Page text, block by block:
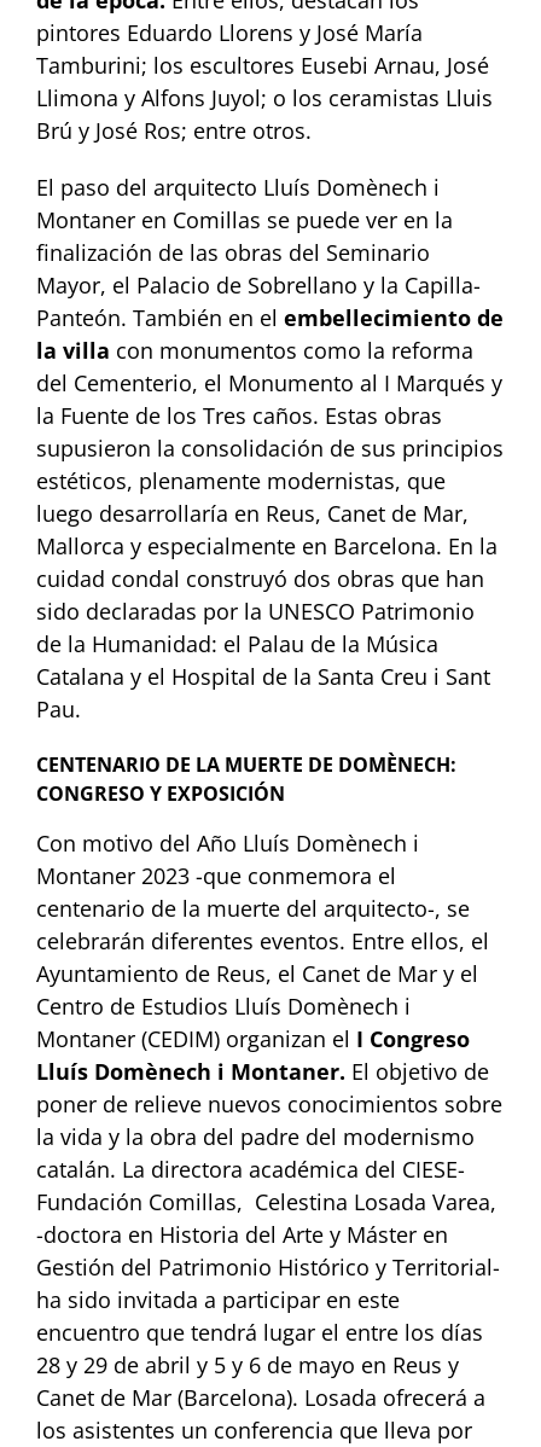
pintores Eduardo Llorens y José María
Tamburini; los escultores Eusebi Arnau, José
Llimona y Alfons Juyol; o los ceramistas Lluis
Brú y José Ros; entre otros.
El paso del arquitecto Lluís Domènech i
Montaner en Comillas se puede ver en la
finalización de las obras del Seminario
Mayor, el Palacio de Sobrellano y la Capilla-
Panteón. También en el embellecimiento de
la villa con monumentos como la reforma
del Cementerio, el Monumento al I Marqués y
la Fuente de los Tres caños. Estas obras
supusieron la consolidación de sus principios
estéticos, plenamente modernistas, que
luego desarrollaría en Reus, Canet de Mar,
Mallorca y especialmente en Barcelona. En la
cuidad condal construyó dos obras que han
sido declaradas por la UNESCO Patrimonio
de la Humanidad: el Palau de la Música
Catalana y el Hospital de la Santa Creu i Sant
Pau.
CENTENARIO DE LA MUERTE DE DOMÈNECH:
CONGRESO Y EXPOSICIÓN
Con motivo del Año Lluís Domènech i
Montaner 2023 -que conmemora el
centenario de la muerte del arquitecto-, se
celebrarán diferentes eventos. Entre ellos, el
Ayuntamiento de Reus, el Canet de Mar y el
Centro de Estudios Lluís Domènech i
Montaner (CEDIM) organizan el I Congreso
Lluís Domènech i Montaner. El objetivo de
poner de relieve nuevos conocimientos sobre
la vida y la obra del padre del modernismo
catalán. La directora académica del CIESE-
Fundación Comillas, Celestina Losada Varea,
-doctora en Historia del Arte y Máster en
Gestión del Patrimonio Histórico y Territorial-
ha sido invitada a participar en este
encuentro que tendrá lugar el entre los días
28 y 29 de abril y 5 y 6 de mayo en Reus y
Canet de Mar (Barcelona). Losada ofrecerá a
los asistentes un conferencia que lleva por